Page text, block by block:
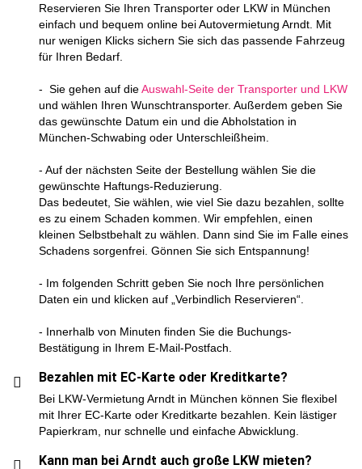
Reservieren Sie Ihren Transporter oder LKW in München
einfach und bequem online bei Autovermietung Arndt. Mit
nur wenigen Klicks sichern Sie sich das passende Fahrzeug
für Ihren Bedarf.
- Sie gehen auf dieAuswahl-Seite der Transporter und LKW
und wählen Ihren Wunschtransporter. Außerdem geben Sie
das gewünschte Datum ein und die Abholstation in
München-Schwabing oder Unterschleißheim.
- Auf der nächsten Seite der Bestellung wählen Sie die
gewünschte Haftungs-Reduzierung.
Das bedeutet, Sie wählen, wie viel Sie dazu bezahlen, sollte
es zu einem Schaden kommen. Wir empfehlen, einen
kleinen Selbstbehalt zu wählen. Dann sind Sie im Falle eines
Schadens sorgenfrei. Gönnen Sie sich Entspannung!
- Im folgenden Schritt geben Sie noch Ihre persönlichen
Daten ein und klicken auf „Verbindlich Reservieren“.
- Innerhalb von Minuten finden Sie die Buchungs-
Bestätigung in Ihrem E-Mail-Postfach.
Bezahlen mit EC-Karte oder Kreditkarte?
Bei LKW-Vermietung Arndt in München können Sie flexibel
mit Ihrer EC-Karte oder Kreditkarte bezahlen. Kein lästiger
Papierkram, nur schnelle und einfache Abwicklung.
Kann man bei Arndt auch große LKW mieten?